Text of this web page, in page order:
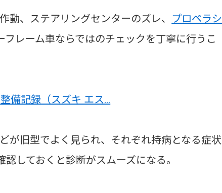
動、ステアリングセンターのズレ、 プロペラシ
レーム車ならではのチェックを丁寧に行うこ
備記録（スズキ エス…
が旧型でよく見られ、それぞれ持病となる症状
しておくと診断がスムーズになる。